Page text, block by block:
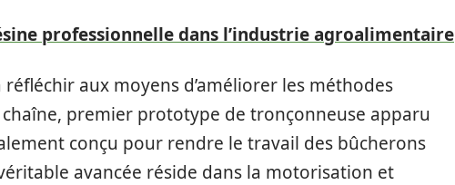
professionnelle dans l’industrie agroalimentaire
aux moyens d’améliorer les méthodes
chaîne, premier prototype de tronçonneuse apparu
conçu pour rendre le travail des bûcherons
avancée réside dans la motorisation et